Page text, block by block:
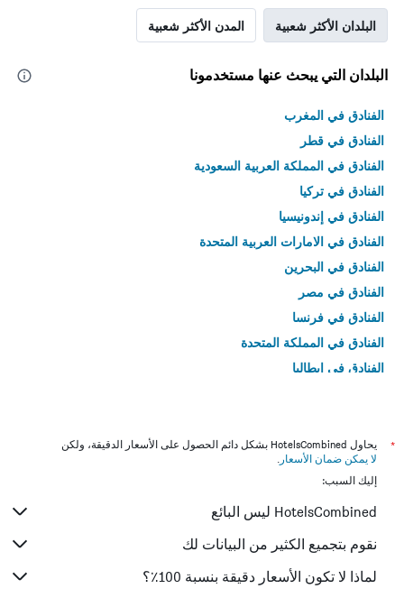
البلدان الأكثر شعبية المدن الأكثر شعبية
البلدان التي يبحث عنها مستخدمونا
الفنادق في المغرب
الفنادق في قطر
الفنادق في المملكة العربية السعودية
الفنادق في تركيا
الفنادق في إندونيسيا
الفنادق في الامارات العربية المتحدة
الفنادق في البحرين
الفنادق في مصر
الفنادق في فرنسا
الفنادق في المملكة المتحدة
الفنادق في إيطاليا
*
يحاول HotelsCombined بشكل دائم الحصول على الأسعار الدقيقة، ولكن
لا يمكن ضمان الأسعار .
إليك السبب:
HotelsCombined ليس البائع
نقوم بتجميع الكثير من البيانات لك
لماذا لا تكون الأسعار دقيقة بنسبة 100٪؟